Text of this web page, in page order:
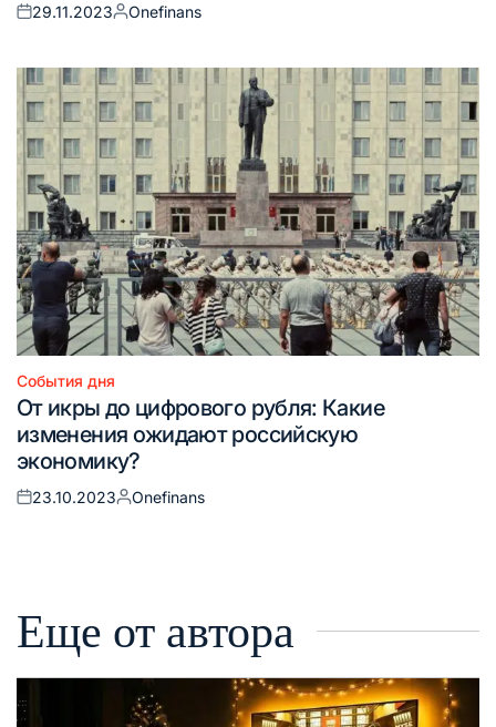
Опубликовано
29.11.2023
Запись
Onefinans
Опубликовано
в
События дня
От икры до цифрового рубля: Какие
изменения ожидают российскую
экономику?
Опубликовано
23.10.2023
Запись
Onefinans
Еще от автора